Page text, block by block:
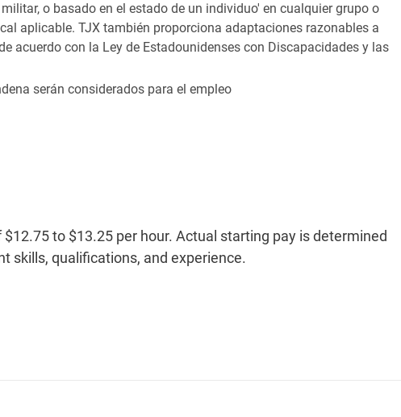
o basado en el estado de un individuo' en cualquier grupo o
aplicable. TJX también proporciona adaptaciones razonables a
acuerdo con la Ley de Estadounidenses con Discapacidades y las
serán considerados para el empleo
to $13.25 per hour. Actual starting pay is determined
skills, qualifications, and experience.